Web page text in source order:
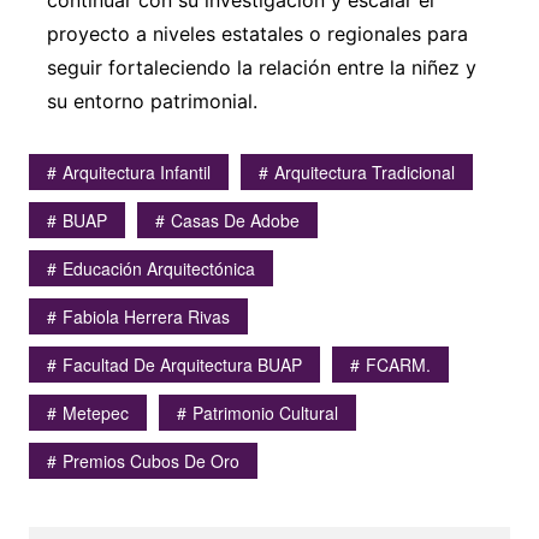
proyecto a niveles estatales o regionales para
seguir fortaleciendo la relación entre la niñez y
su entorno patrimonial.
Arquitectura Infantil
Arquitectura Tradicional
BUAP
Casas De Adobe
Educación Arquitectónica
Fabiola Herrera Rivas
Facultad De Arquitectura BUAP
FCARM.
Metepec
Patrimonio Cultural
Premios Cubos De Oro